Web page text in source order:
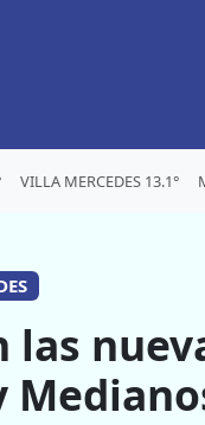
VILLA MERCEDES 13.1°